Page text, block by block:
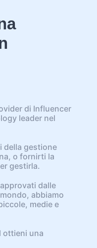
di Influencer
leader nel
della gestione
o fornirti la
gestirla.
dalle
abbiamo
medie e
ottieni una